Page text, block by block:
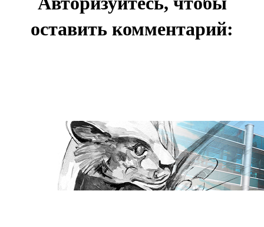
оставить комментарий: